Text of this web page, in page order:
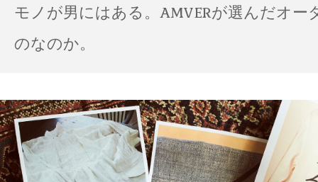
モノが男にはある。AMVERが選んだオー
のなのか。